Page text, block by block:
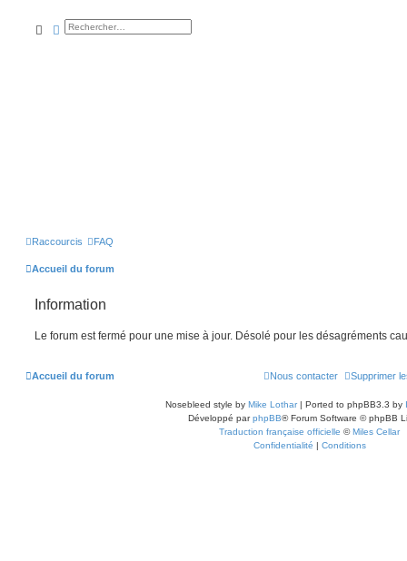
rechercher
rechercheavancée
Raccourcis FAQ
Accueil du forum
Information
Le forum est fermé pour une mise à jour. Désolé pour les désagréments
Accueil du forum Supprimer
Nous contacter
Nosebleed style by Mike Lothar| Ported to phpBB3.3 by
Développé parphpBB® Forum Software © phpBB
Traduction française officielle ©Miles Cellar
Confidentialité | Conditions